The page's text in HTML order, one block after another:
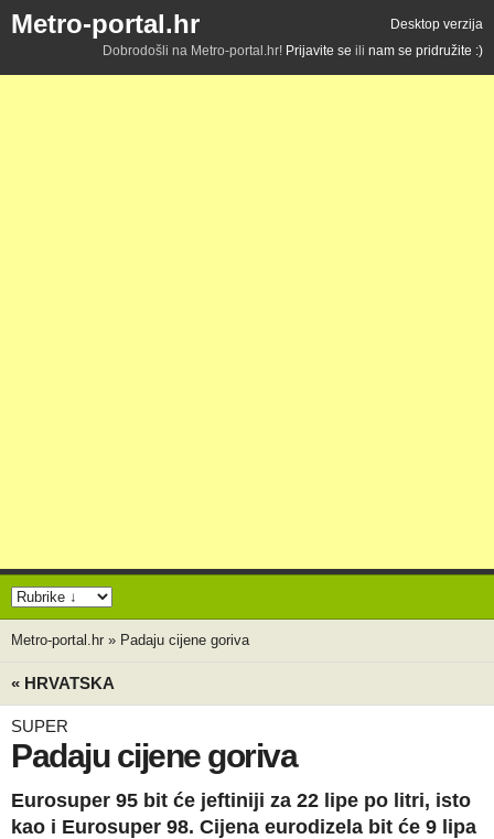
Metro-portal.hr
Desktop verzija
Dobrodošli na Metro-portal.hr! Prijavite se ili nam se pridružite :)
Metro-portal.hr » Padaju cijene goriva
« HRVATSKA
SUPER
Padaju cijene goriva
Eurosuper 95 bit će jeftiniji za 22 lipe po litri, isto
kao i Eurosuper 98. Cijena eurodizela bit će 9 lipa